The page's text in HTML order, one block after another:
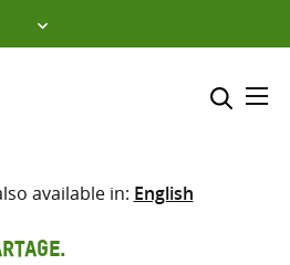
Sélectionner l’emplacement
Saisir
available in: English